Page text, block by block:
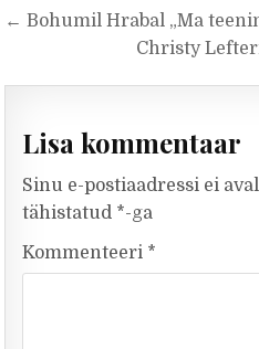
Navigeerimine
← Bohumil Hrabal „Ma
Christy
Lisa kommentaar
Sinu e-postiaadressi ei
tähistatud *-ga
Kommenteeri *